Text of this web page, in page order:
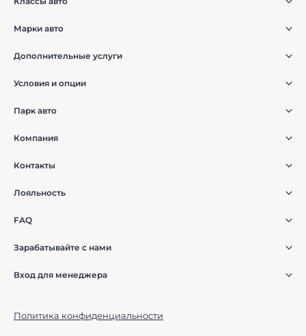
Марки авто
Дополнительные услуги
Условия и опции
Парк авто
Компания
Контакты
Лояльность
FAQ
Зарабатывайте с нами
Вход для менеджера
Политика конфиденциальности